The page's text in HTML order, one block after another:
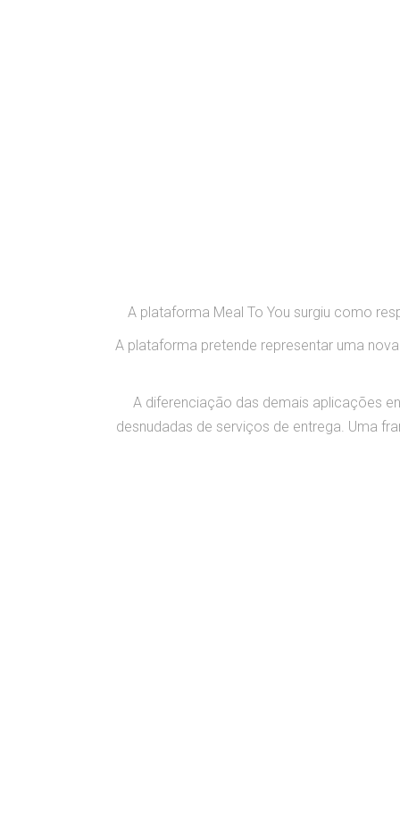
A plataforma Meal To You surgiu como
A plataforma pretende representar uma
A diferenciação das demais aplicações
desnudadas de serviços de entrega. Uma